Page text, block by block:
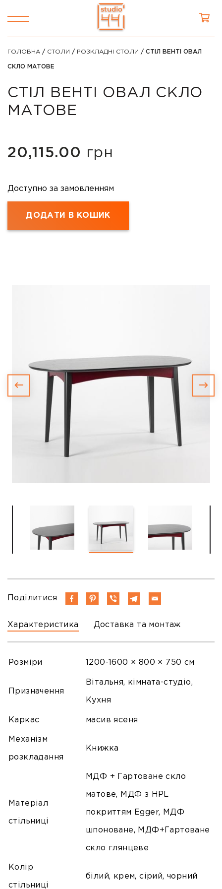
ГОЛОВНА / СТОЛИ / РОЗКЛАДНІ СТОЛИ / СТІЛ ВЕНТІ ОВАЛ
СКЛО МАТОВЕ
СТІЛ ВЕНТІ ОВАЛ СКЛО
МАТОВЕ
20,115.00 грн
Доступно за замовленням
ДОДАТИ В КОШИК
Характеристика Доставка та монтаж
Поділитися
Розміри 1200-1600 × 800 × 750 см
Призначення
Вітальня, кімната-студіо,
Кухня
Каркас масив ясеня
Механізм
розкладання
Книжка
Матеріал
стільниці
МДФ + Гартоване скло
матове, МДФ з HPL
покриттям Egger, МДФ
шпоноване, МДФ+Гартоване
скло глянцеве
Колір
стільниці
білий, крем, сірий, чорний